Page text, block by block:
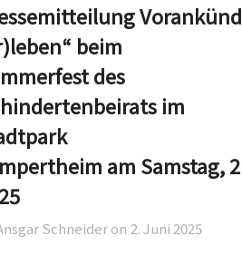
beim
des
im
am Samstag,
Schneider on 2. Juni 2025